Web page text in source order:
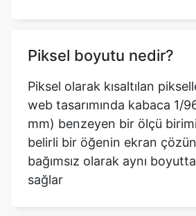
Piksel boyutu nedir?
Piksel olarak kısaltılan
web tasarımında kabaca 1/
mm) benzeyen bir ölçü
belirli bir öğenin ekran
bağımsız olarak aynı
sağlar